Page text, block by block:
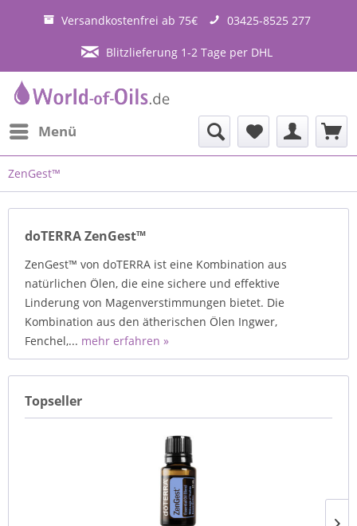
Versandkostenfrei ab 75€ 03425-8525 277
Blitzlieferung 1-2 Tage per DHL
Menü
ZenGest™
doTERRA ZenGest™
ZenGest™ von doTERRA ist eine Kombination aus
natürlichen Ölen, die eine sichere und effektive
Linderung von Magenverstimmungen bietet. Die
Kombination aus den ätherischen Ölen Ingwer,
Fenchel,... mehr erfahren »
Topseller